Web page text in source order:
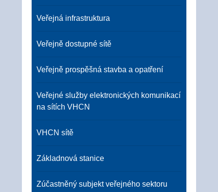
Veřejná infrastruktura
Veřejně dostupné sítě
Veřejně prospěšná stavba a opatření
Veřejné služby elektronických komunikací
na sítích VHCN
VHCN sítě
Základnová stanice
Zúčastněný subjekt veřejného sektoru